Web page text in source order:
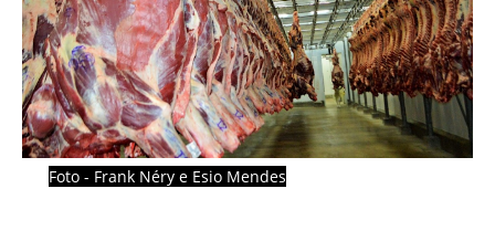
Foto - Frank Néry e Esio Mendes